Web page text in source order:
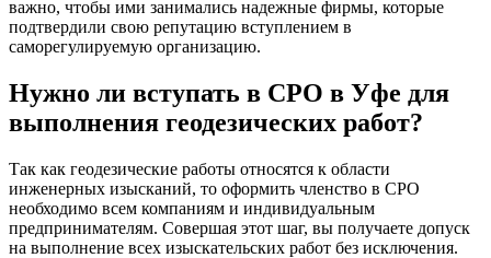
важно, чтобы ими занимались надежные фирмы, которые
подтвердили свою репутацию вступлением в
саморегулируемую организацию.
Нужно ли вступать в СРО в Уфе для
выполнения геодезических работ?
Так как геодезические работы относятся к области
инженерных изысканий, то оформить членство в СРО
необходимо всем компаниям и индивидуальным
предпринимателям. Совершая этот шаг, вы получаете допуск
на выполнение всех изыскательских работ без исключения.